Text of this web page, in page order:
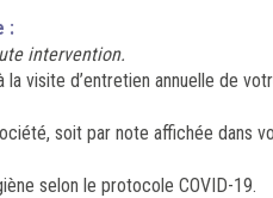
:
intervention.
la visite d’entretien annuelle de
soit par note affichée dans
selon le protocole COVID-19.